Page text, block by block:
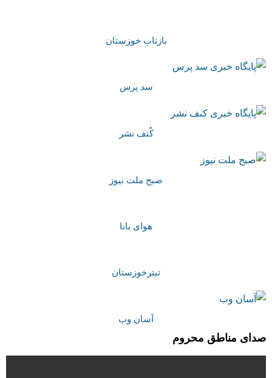
بازتاب خوزستان
سد پرس
کُنف نشر
صبح ملت نیوز
هوای بانا
تیترخوزستان
آسان وب
صدای مناطق محروم